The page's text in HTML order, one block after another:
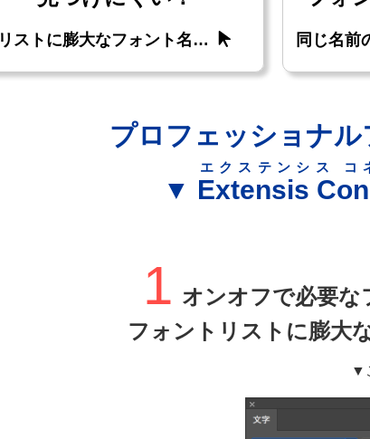
リストに膨大なフォント名… 同じ名前
プロフェッショナ
▼ Extensis
エクステンシス コ
1 オンオフで必要な
フォントリストに膨大
▼